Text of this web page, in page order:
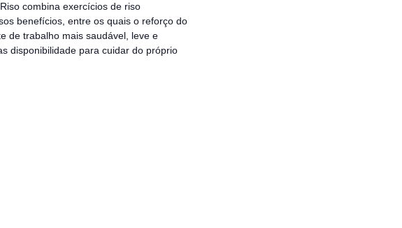
combina exercícios de riso
benefícios, entre os quais o reforço do
de trabalho mais saudável, leve e
disponibilidade para cuidar do próprio